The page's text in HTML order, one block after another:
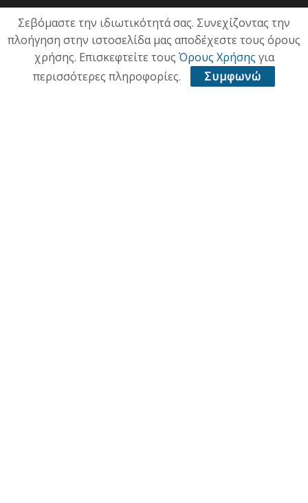
ΟΙΚΟΝΟΜΙΑ
ΠΟΛΙΤΙΣΜΟΣ
ΥΓΕΙΑ
Σεβόμαστε την ιδιωτικότητά σας. Συνεχίζοντας την
πλοήγηση στην ιστοσελίδα μας αποδέχεστε τους όρους
χρήσης. Επισκεφτείτε τους Όρους Χρήσης για
περισσότερες πληροφορίες.
Συμφωνώ